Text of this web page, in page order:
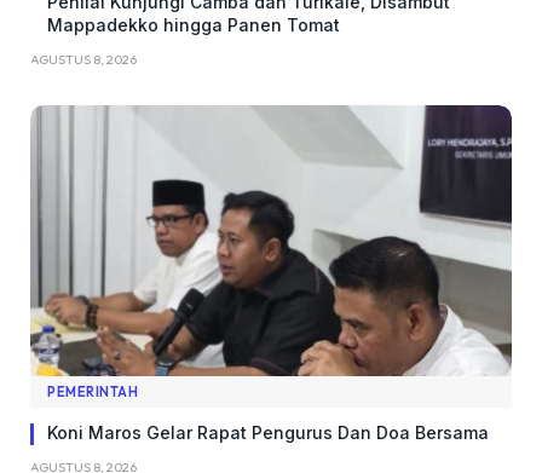
Mappadekko hingga Panen Tomat
AGUSTUS 8, 2026
PEMERINTAH
Koni Maros Gelar Rapat Pengurus Dan Doa Bersama
AGUSTUS 8, 2026